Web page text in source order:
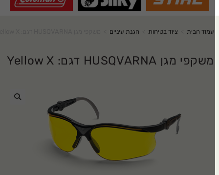
עמוד הבית > ציוד בטיחות > הגנת עיניים >
משקפי מגן HUSQVARNA דגם: Yellow X